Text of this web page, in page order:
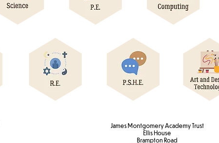
James Montgomery Academy Trust
Ellis House
Brampton Road